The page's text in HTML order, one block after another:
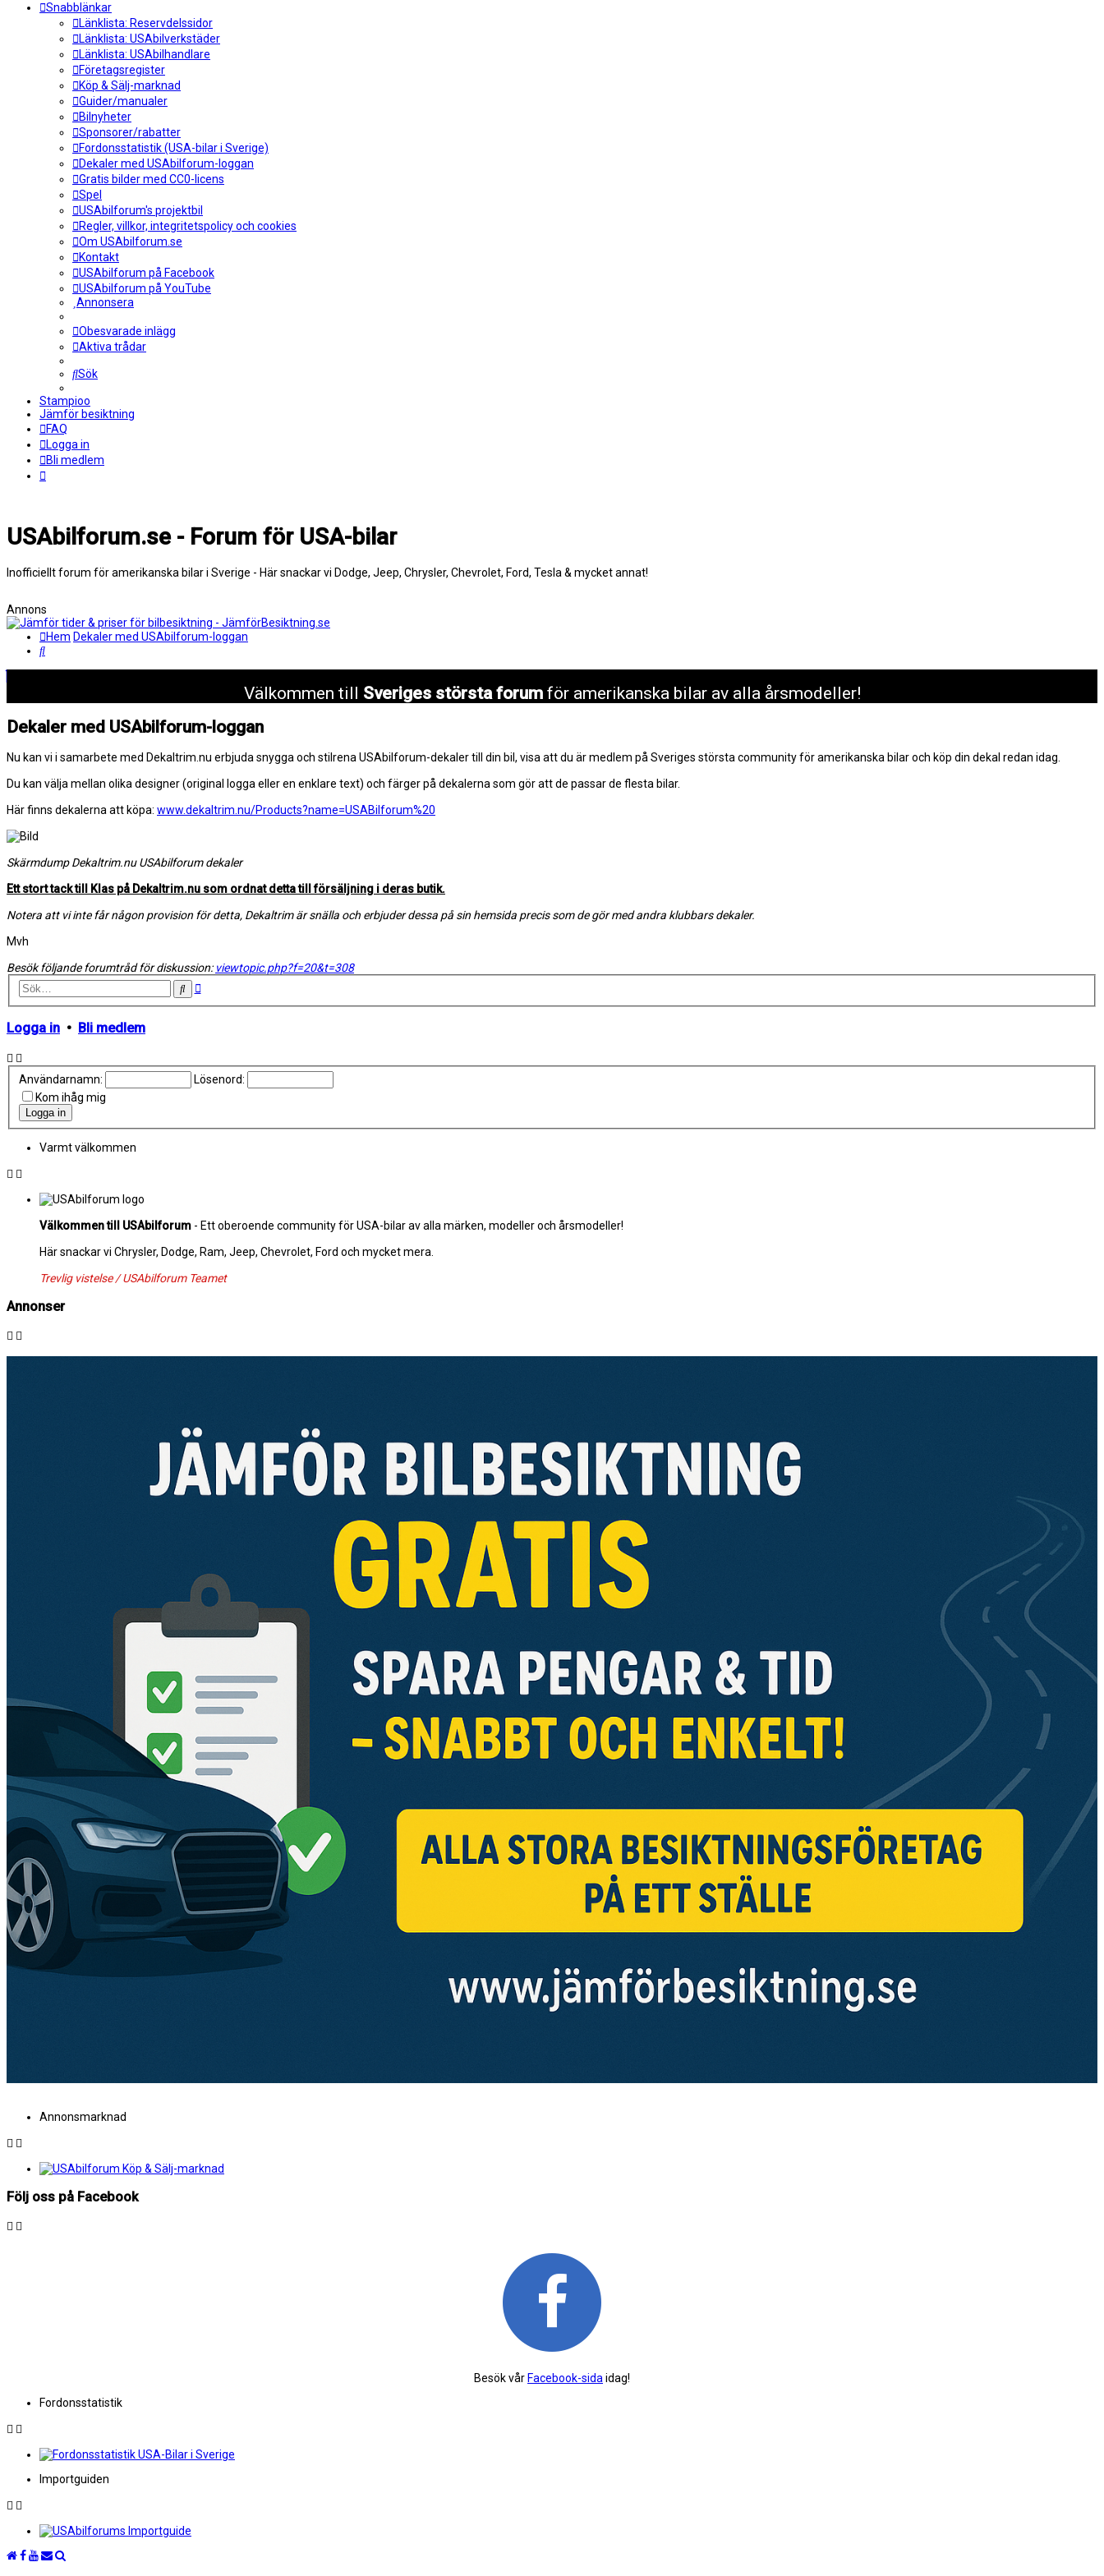
Snabblänkar
Länklista: Reservdelssidor
Länklista: USAbilverkstäder
Länklista: USAbilhandlare
Företagsregister
Köp & Sälj-marknad
Guider/manualer
Bilnyheter
Sponsorer/rabatter
Fordonsstatistik (USA-bilar i Sverige)
Dekaler med USAbilforum-loggan
Gratis bilder med CC0-licens
Spel
USAbilforum's projektbil
Regler, villkor, integritetspolicy och cookies
Om USAbilforum.se
Kontakt
USAbilforum på Facebook
USAbilforum på YouTube
Annonsera
Obesvarade inlägg
Aktiva trådar
Sök
Stampioo
Jämför besiktning
FAQ
Logga in
Bli medlem
USAbilforum.se - Forum för USA-bilar
Inofficiellt forum för amerikanska bilar i Sverige - Här snackar vi Dodge, Jeep, Chrysler, Chevrolet, Ford, Tesla & mycket annat!
Annons
Hem Dekaler med USAbilforum-loggan
Sök
Välkommen till Sveriges största forumför amerikanska bilar av alla årsmodeller!
Dekaler med USAbilforum-loggan
Nu kan vi i samarbete med Dekaltrim.nu erbjuda snygga och stilrena USAbilforum-dekaler till din bil, visa att du är medlem på Sveriges största community för amerikanska bilar och köp din dekal redan idag.
Du kan välja mellan olika designer (original logga eller en enklare text) och färger på dekalerna som gör att de passar de flesta bilar.
Här finns dekalerna att köpa: www.dekaltrim.nu/Products?name=USABilforum%20
Skärmdump Dekaltrim.nu USAbilforum dekaler
Ett stort tack till Klas på Dekaltrim.nu som ordnat detta till försäljning i deras butik.
Notera att vi inte får någon provision för detta, Dekaltrim är snälla och erbjuder dessa på sin hemsida precis som de gör med andra klubbars dekaler.
Mvh
Besök följande forumtråd för diskussion: viewtopic.php?f=20&t=308
SökAvancerad
Logga in • Bli medlem
Användarnamn:
Lösenord:
Kom ihåg mig
Varmt välkommen
Välkommen till USAbilforum - Ett oberoende community för USA-bilar av alla märken, modeller och årsmodeller!
Här snackar vi Chrysler, Dodge, Ram, Jeep, Chevrolet, Ford och mycket mera.
Trevlig vistelse / USAbilforum Teamet
Annonser
Annonsmarknad
Följ oss på Facebook
Besök vår Facebook-sidaidag!
Fordonsstatistik
Importguiden